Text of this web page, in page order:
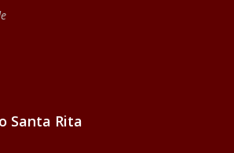
Santa Rita